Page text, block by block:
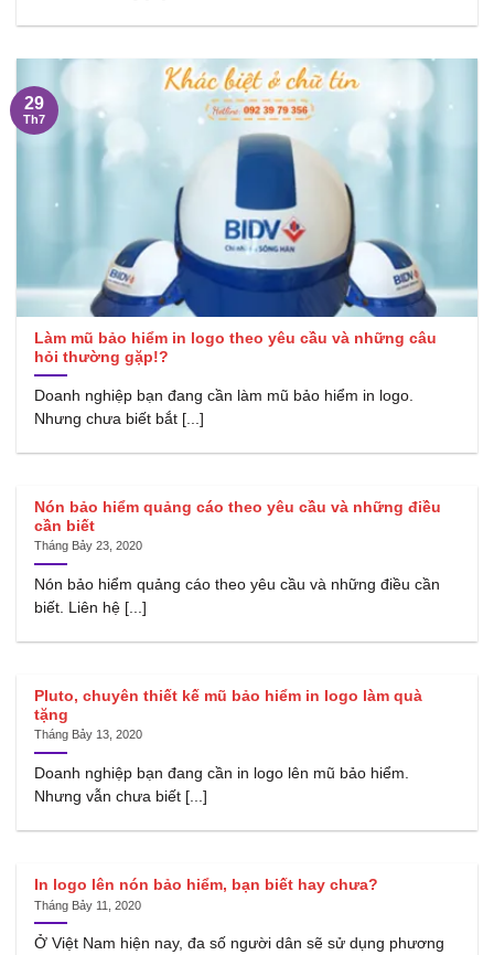
Làm mũ bảo hiểm in logo theo yêu cầu và những câu
hỏi thường gặp!?
Doanh nghiệp bạn đang cần làm mũ bảo hiểm in logo.
Nhưng chưa biết bắt [...]
29
Th7
Nón bảo hiểm quảng cáo theo yêu cầu và những điều
cần biết
Tháng Bảy 23, 2020
Nón bảo hiểm quảng cáo theo yêu cầu và những điều cần
biết. Liên hệ [...]
Pluto, chuyên thiết kế mũ bảo hiểm in logo làm quà
tặng
Tháng Bảy 13, 2020
Doanh nghiệp bạn đang cần in logo lên mũ bảo hiểm.
Nhưng vẫn chưa biết [...]
In logo lên nón bảo hiểm, bạn biết hay chưa?
Tháng Bảy 11, 2020
Ở Việt Nam hiện nay, đa số người dân sẽ sử dụng phương